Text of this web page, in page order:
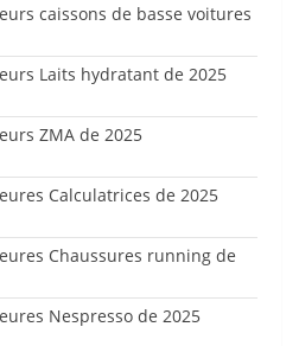
caissons de basse voitures
Laits hydratant de 2025
ZMA de 2025
Calculatrices de 2025
Chaussures running de
Nespresso de 2025